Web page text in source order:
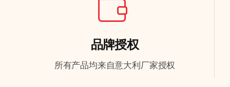
品牌授权
所有产品均来自意大利厂家授权